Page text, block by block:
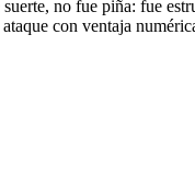
no fue piña: fue
con ventaja